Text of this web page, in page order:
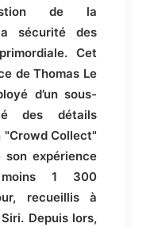
de la
sécurité des
Cet
de Thomas Le
d’un sous-
des détails
"Crowd Collect"
expérience
1 300
recueillis à
Depuis lors,